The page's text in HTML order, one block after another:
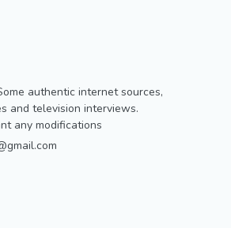
authentic internet sources,
and television interviews.
any modifications